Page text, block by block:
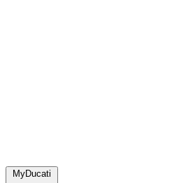
MyDucati